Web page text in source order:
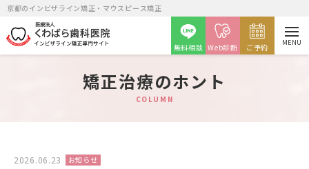
京都のインビザライン矯正・マウスピース矯正
無料相談 Web診断 ご予約
矯正カウンセリング予約
MENU
矯正治療のホント
COLUMN
2026.06.23 お知らせ